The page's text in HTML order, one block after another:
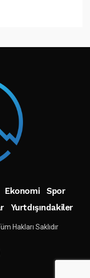
Ekonomi
Spor
Yurtdışındakiler
Hakları Saklıdır